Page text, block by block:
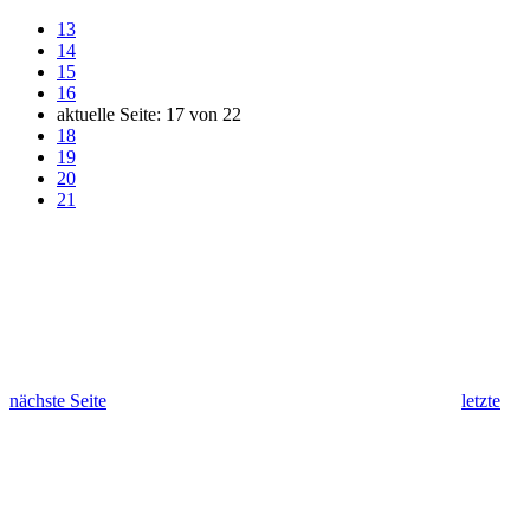
13
14
15
16
aktuelle Seite: 17 von 22
18
19
20
21
nächste Seite letzte